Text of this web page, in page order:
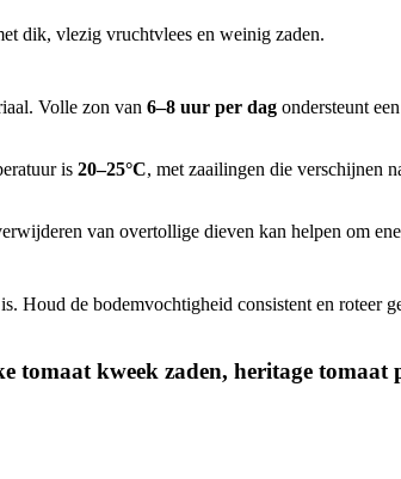
dik, vlezig vruchtvlees en weinig zaden.
Volle zon van 6–8 uur per dag ondersteunt
is 20–25°C, met zaailingen die verschijnen
van overtollige dieven kan helpen om
Houd de bodemvochtigheid consistent en roteer
tomaat kweek zaden, heritage